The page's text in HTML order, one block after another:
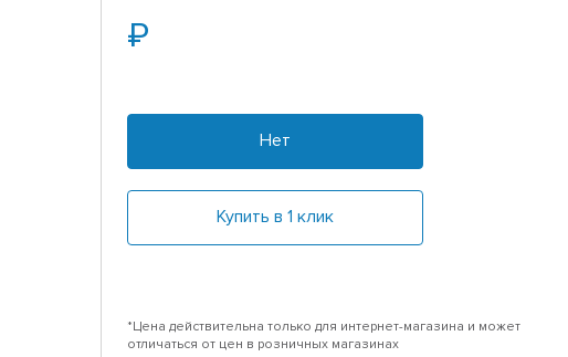
Нет
Купить в 1 клик
*Цена действительна только для интернет-магазина и может
отличаться от цен в розничных магазинах